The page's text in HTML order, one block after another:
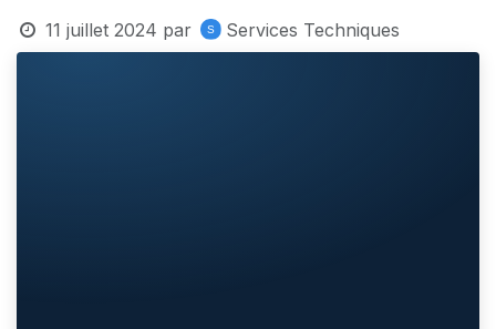
11 juillet 2024 par Services Techniques